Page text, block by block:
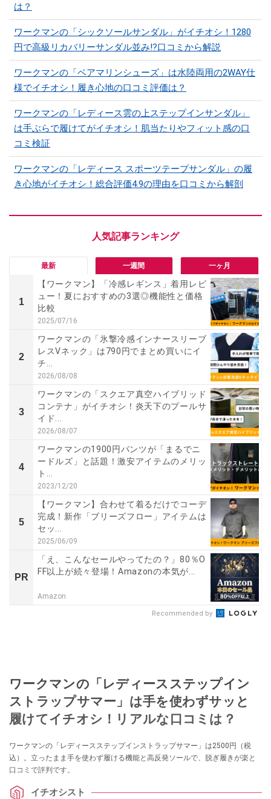
は？
ワークマンの「シックソールサンダル」がイチオシ！1280
円で高級リカバリーサンダル並み!?口コミから解説
ワークマンの「ベアマリンシューズ」は水陸両用の2WAY仕
様でイチオシ！履き心地の口コミ評価は？
ワークマンの「レディース雲の上ステップインサンダル」
は手ぶらで履けてがイチオシ！肌当たりやフィット感の口
コミ検証
ワークマンの「レディース スポーツテープサンダル」の履
き心地がイチオシ！総合評価4.9の理由を口コミから解剖
最新 一週間 一ヶ月
1
【ワークマン】「冷感レギンス」着用レビ
ュー！夏におすすめの3選◎機能性と価格
比較
2025/07/16
2
ワークマンの「氷撃冷感インナースリーブ
レスVネック」は790円でまとめ買いにイ
チ...
2026/08/08
3
ワークマンの「スクエア真空ハイブリッド
コンテナ」がイチオシ！炎天下のプールサ
イド...
2026/08/07
4
ワークマンの1900円パンツが「まるでニ
ードルズ」と話題！激安アイテムのメリッ
ト...
2023/12/20
5
【ワークマン】合わせて着るだけでコーデ
完成！新作「ブリーズフロー」アイテムは
セッ...
2025/06/09
PR
「え、こんなセールやってたの？」80％O
FF以上が続々登場！Amazonの本気が...
Amazon
Recommended by
ワークマンの「レディースステップイン
ストラップサマー」は手を使わずサッと
履けてイチオシ！リアルな口コミは？
ワークマンの「レディースステップインストラップサマー」は2500円（税
込）。立ったまま手を使わず履ける機能と高反発ソールで、脱ぎ履きが楽と
口コミで評判です。
イチオシスト